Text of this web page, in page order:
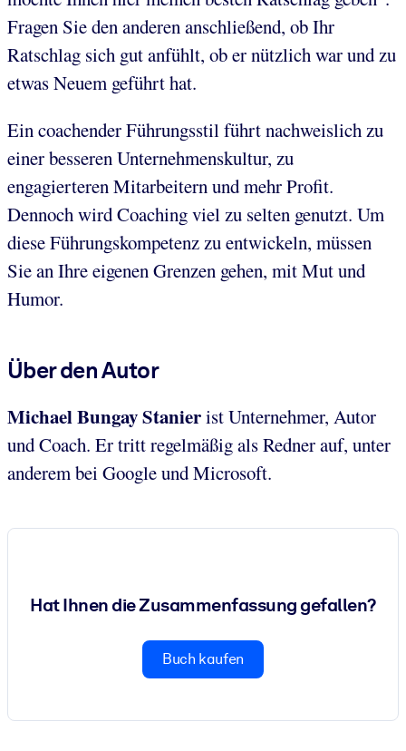
Fragen Sie den anderen anschließend, ob Ihr
Ratschlag sich gut anfühlt, ob er nützlich war und zu
etwas Neuem geführt hat.
Ein coachender Führungsstil führt nachweislich zu
einer besseren Unternehmenskultur, zu
engagierteren Mitarbeitern und mehr Profit.
Dennoch wird Coaching viel zu selten genutzt. Um
diese Führungskompetenz zu entwickeln, müssen
Sie an Ihre eigenen Grenzen gehen, mit Mut und
Humor.
Über den Autor
Michael Bungay Stanierist Unternehmer, Autor
und Coach. Er tritt regelmäßig als Redner auf, unter
anderem bei Google und Microsoft.
Hat Ihnen die Zusammenfassung gefallen?
Buch kaufen